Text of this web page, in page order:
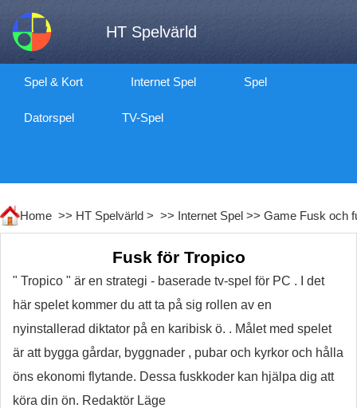
HT Spelvärld
Spel & Kort Internet Spel Spel
Datorspel TV-Spel
Home >> HT Spelvärld > >> Internet Spel >> Game Fusk och
Fusk för Tropico
" Tropico " är en strategi - baserade tv-spel för PC . I det
här spelet kommer du att ta på sig rollen av en
nyinstallerad diktator på en karibisk ö. . Målet med spelet
är att bygga gårdar, byggnader , pubar och kyrkor och hålla
öns ekonomi flytande. Dessa fuskkoder kan hjälpa dig att
köra din ön. Redaktör Läge